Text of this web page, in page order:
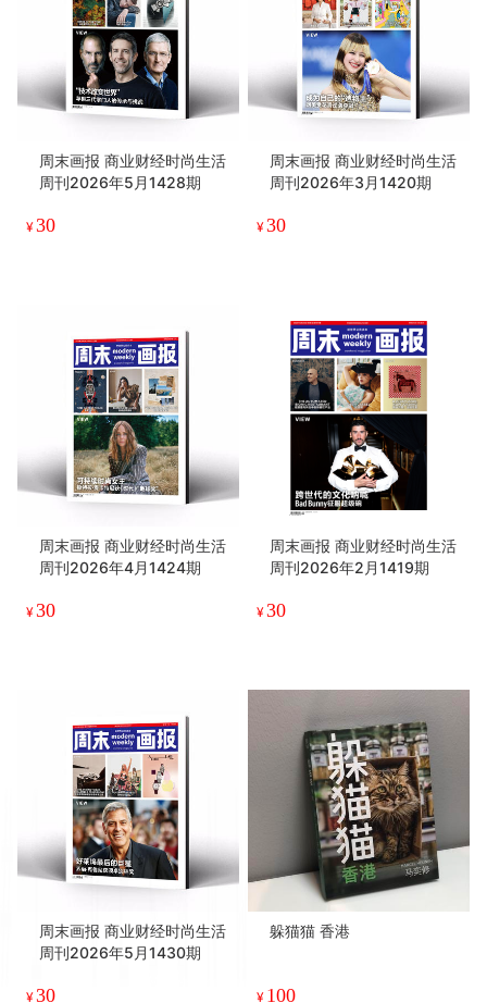
周末画报 商业财经时尚生活
周刊2026年5月1428期
¥30
周末画报 商业财经时尚生活
周刊2026年3月1420期
¥30
周末画报 商业财经时尚生活
周刊2026年4月1424期
¥30
周末画报 商业财经时尚生活
周刊2026年2月1419期
¥30
周末画报 商业财经时尚生活
周刊2026年5月1430期
¥30
躲猫猫 香港
¥ 100